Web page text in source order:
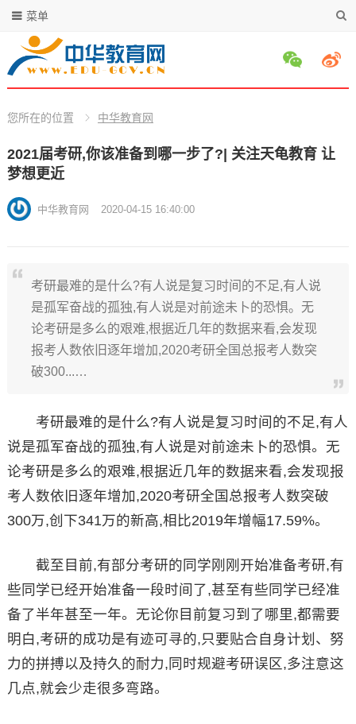
菜单
您所在的位置 中华教育网
2021届考研,你该准备到哪一步了?| 关注天龟教育 让
梦想更近
中华教育网 2020-04-15 16:40:00
考研最难的是什么?有人说是复习时间的不足,有人说
是孤军奋战的孤独,有人说是对前途未卜的恐惧。无
论考研是多么的艰难,根据近几年的数据来看,会发现
报考人数依旧逐年增加,2020考研全国总报考人数突
破300...…
考研最难的是什么?有人说是复习时间的不足,有人
说是孤军奋战的孤独,有人说是对前途未卜的恐惧。无
论考研是多么的艰难,根据近几年的数据来看,会发现报
考人数依旧逐年增加,2020考研全国总报考人数突破
300万,创下341万的新高,相比2019年增幅17.59%。
截至目前,有部分考研的同学刚刚开始准备考研,有
些同学已经开始准备一段时间了,甚至有些同学已经准
备了半年甚至一年。无论你目前复习到了哪里,都需要
明白,考研的成功是有迹可寻的,只要贴合自身计划、努
力的拼搏以及持久的耐力,同时规避考研误区,多注意这
几点,就会少走很多弯路。